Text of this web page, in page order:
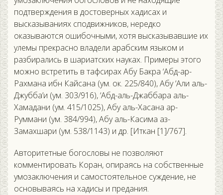
подтверждения в достоверных хадисах и
высказываниях сподвижников, нередко
оказываются ошибочными, хотя высказывавшие их
улемы прекрасно владели арабским языком и
разбирались в шариатских науках. Примеры этого
можно встретить в тафсирах Абу Бакра ‘Абд-ар-
Рахмана ибн Кайсана (ум. ок. 225/840), Абу ‘Али аль-
Джубба’и (ум. 303/916), ‘Абд-аль-Джаббара аль-
Хамадани (ум. 415/1025), Абу аль-Хасана ар-
Руммани (ум. 384/994), Абу аль-Касима аз-
Замахшари (ум. 538/1143) и др. [Иткан [1]/767].
Авторитетные богословы не позволяют
комментировать Коран, опираясь на собственные
умозаключения и самостоятельное суждение, не
основываясь на хадисы и предания.